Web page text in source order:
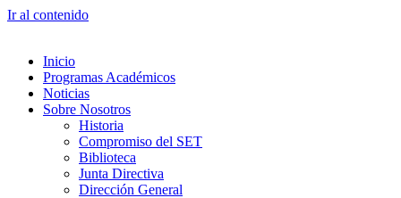
Ir al contenido
Inicio
Programas Académicos
Noticias
Sobre Nosotros
Historia
Compromiso del SET
Biblioteca
Junta Directiva
Dirección General